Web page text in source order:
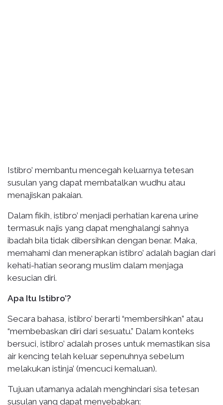
Istibro’ membantu mencegah keluarnya tetesan
susulan yang dapat membatalkan wudhu atau
menajiskan pakaian.
Dalam fikih, istibro’ menjadi perhatian karena urine
termasuk najis yang dapat menghalangi sahnya
ibadah bila tidak dibersihkan dengan benar. Maka,
memahami dan menerapkan istibro’ adalah bagian dari
kehati-hatian seorang muslim dalam menjaga
kesucian diri.
Apa Itu Istibro’?
Secara bahasa, istibro’ berarti “membersihkan” atau
“membebaskan diri dari sesuatu.” Dalam konteks
bersuci, istibro’ adalah proses untuk memastikan sisa
air kencing telah keluar sepenuhnya sebelum
melakukan istinja’ (mencuci kemaluan).
Tujuan utamanya adalah menghindari sisa tetesan
susulan yang dapat menyebabkan: